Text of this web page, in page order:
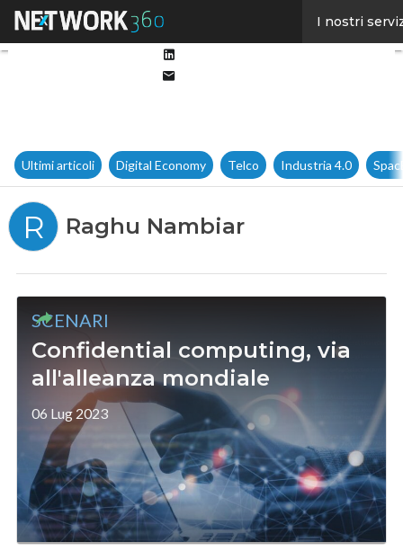
I nostri
Ultimi articoli Digital Economy Telco Industria 4.0
R Raghu Nambiar
SCENARI
Confidential computing, via
all'alleanza mondiale
06 Lug 2023